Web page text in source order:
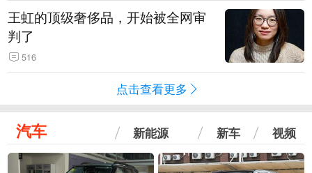
王虹的顶级奢侈品，开始被全网审
判了
516
点击查看更多
汽车 新能源 新车 视频